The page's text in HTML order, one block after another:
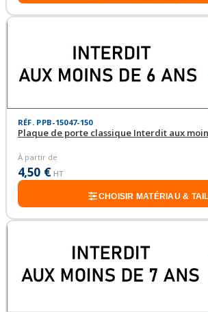
RÉF. PPB-15047-150
Plaque de porte classique Interdit aux
À partir de
4,50 € HT
CHOISIR MATÉRIAU &